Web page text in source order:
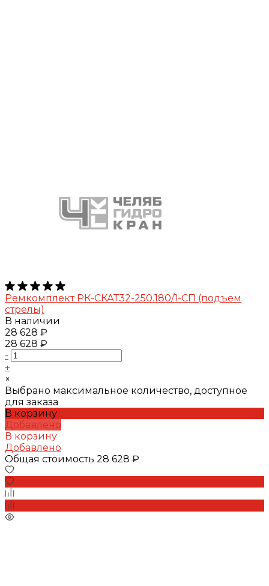
Ремкомплект РК-СКАТ32-250.180/1-СП (подъем
стрелы)
В наличии
28 628 ₽
28 628 ₽
-
+
×
Выбрано максимальное количество, доступное
для заказа
В корзину
Добавлено
В корзину
Добавлено
Общая стоимость 28 628 ₽